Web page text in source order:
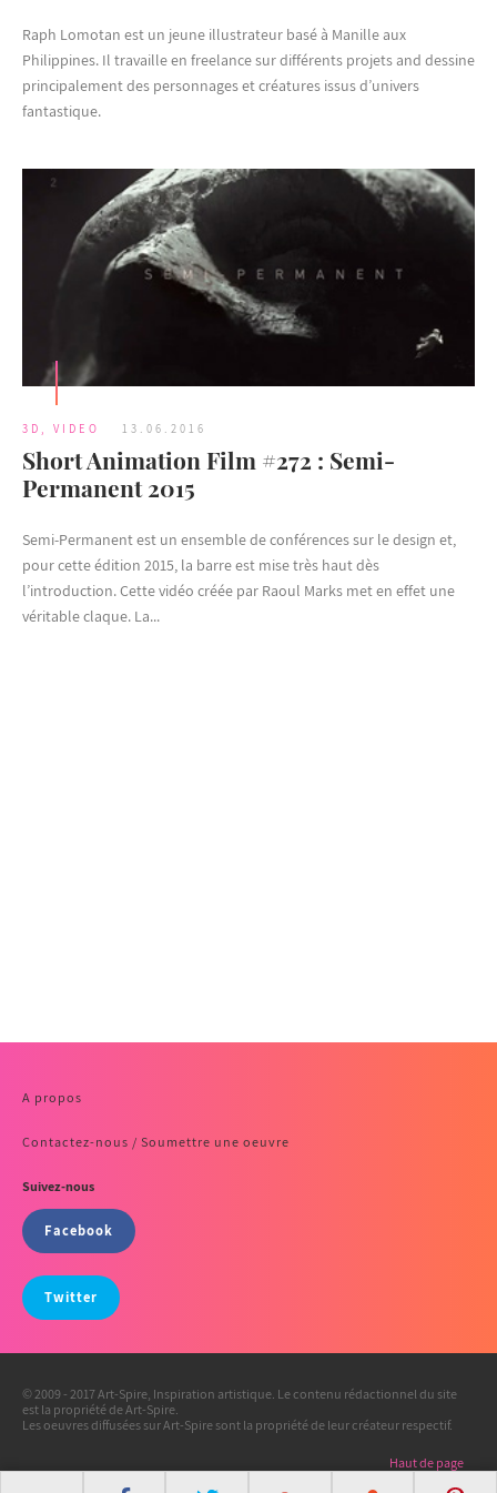
Raph Lomotan est un jeune illustrateur basé à Manille aux
Philippines. Il travaille en freelance sur différents projets and dessine
principalement des personnages et créatures issus d’univers
fantastique.
3D , VIDEO 13.06.2016
Short Animation Film #272 : Semi-
Permanent 2015
Semi-Permanent est un ensemble de conférences sur le design et,
pour cette édition 2015, la barre est mise très haut dès
l’introduction. Cette vidéo créée par Raoul Marks met en effet une
véritable claque. La...
A propos
Contactez-nous / Soumettre une oeuvre
Suivez-nous
Facebook
Twitter
© 2009 - 2017 Art-Spire, Inspiration artistique. Le contenu rédactionnel du site
est la propriété de Art-Spire.
Les oeuvres diffusées sur Art-Spire sont la propriété de leur créateur respectif.
Haut de page